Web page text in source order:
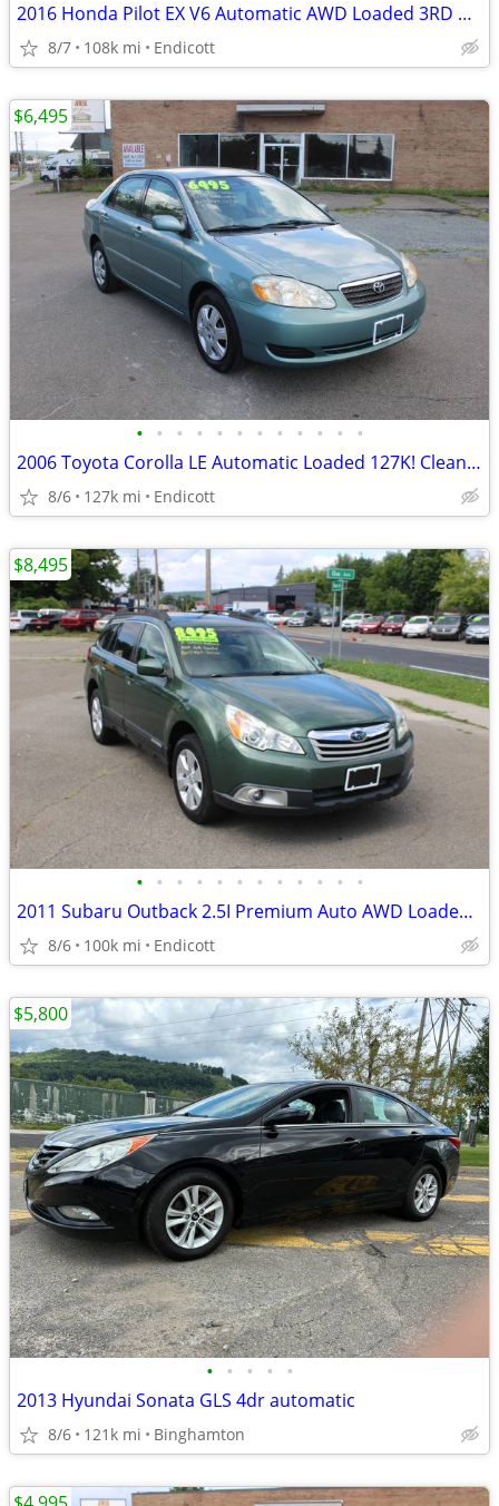
2016 Honda Pilot EX V6 Automatic AWD Loaded 3RD Row! 108K! 1-Owner!
8/7 108k mi Endicott
• • • • • • • • • • • •
2006 Toyota Corolla LE Automatic Loaded 127K! Clean Carfax!
8/6 127k mi Endicott
$6,495
• • • • • • • • • • • •
2011 Subaru Outback 2.5I Premium Auto AWD Loaded Sunroof! 100K!
8/6 100k mi Endicott
$8,495
• • • • •
2013 Hyundai Sonata GLS 4dr automatic
8/6 121k mi Binghamton
$5,800